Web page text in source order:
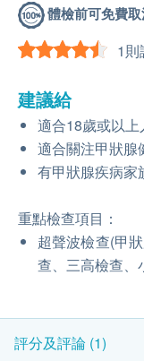
體檢前可免費
1則
建議給
適合18歲或以上
適合關注甲狀腺
有甲狀腺疾病家
重點檢查項目：
超聲波檢查(甲
查、三高檢查、
評分及評論 (1)